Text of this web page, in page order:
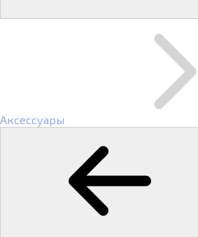
Аксессуары